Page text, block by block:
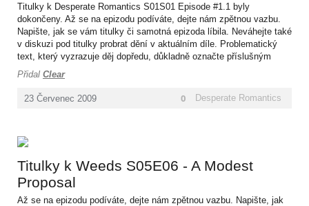
23 Červenec 2009
Titulky k Desperate Romantics S01S01 Episode #1.1 byly
dokončeny. Až se na epizodu podíváte, dejte nám zpětnou vazbu.
Napište, jak se vám titulky či samotná epizoda líbila. Neváhejte také
v diskuzi pod titulky probrat dění v aktuálním díle. Problematický
text, který vyzrazuje děj dopředu, důkladně označte příslušným
tlačítkem SPOILER. Přejeme vám příjemnou zábavu při sledování.
Přidal Clear
0 Desperate Romantics
Titulky k Weeds S05E06 - A Modest
Proposal
Až se na epizodu podíváte, dejte nám zpětnou vazbu. Napište, jak